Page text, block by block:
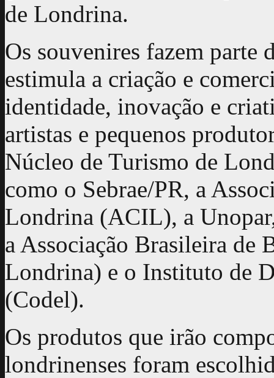
de Londrina.
Os souvenires fazem
estimula a criação e
identidade, inovação e
artistas e pequenos
Núcleo de Turismo de
como o Sebrae/PR, a
Londrina (ACIL), a
a Associação Brasileira de
Londrina) e o Instituto de
(Codel).
Os produtos que irão
londrinenses foram